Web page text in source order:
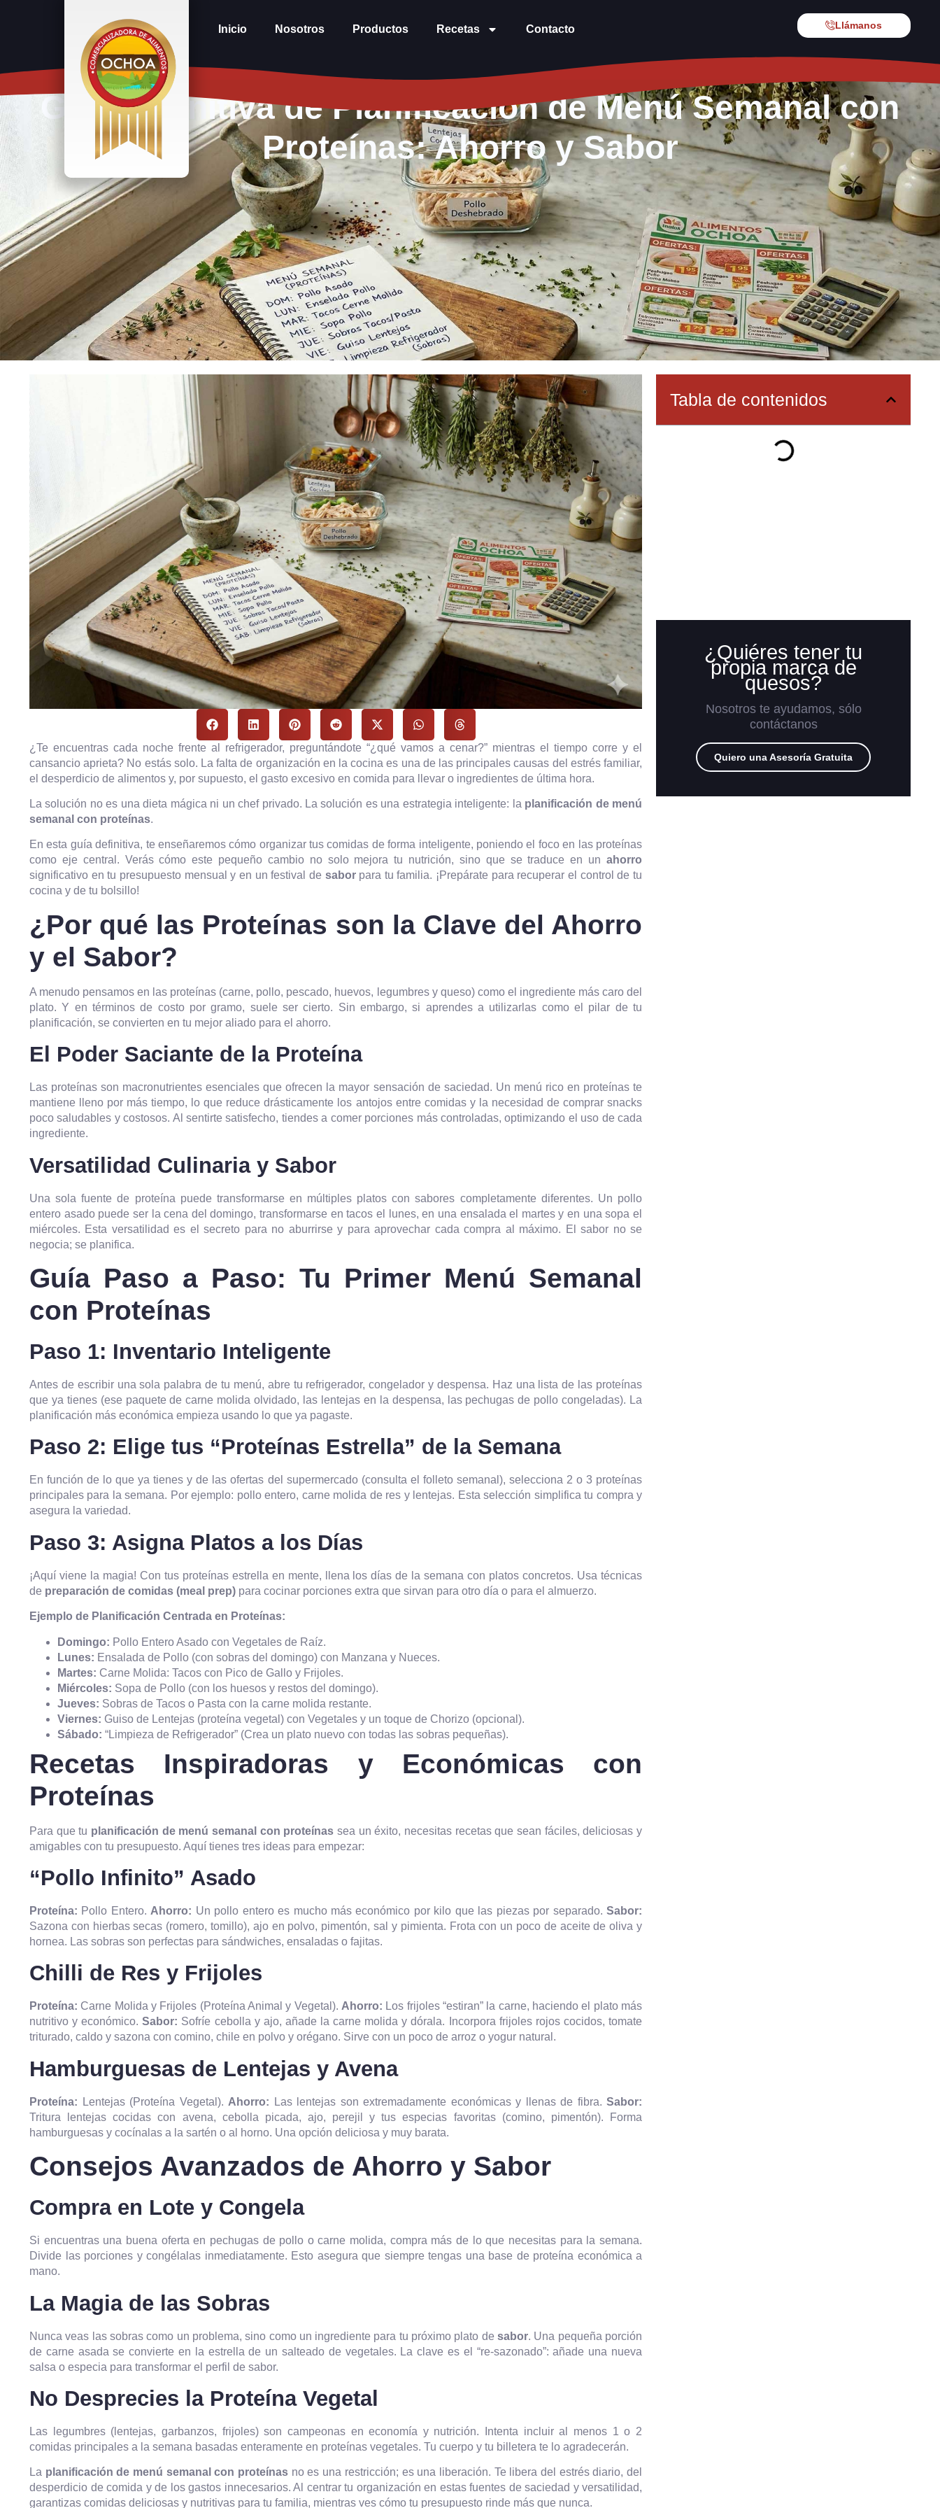
Inicio Nosotros Productos Recetas Contacto Llámanos
Guía Definitiva de Planificación de Menú Semanal con
Proteínas: Ahorro y Sabor
¿Te encuentras cada noche frente al refrigerador, preguntándote “¿qué vamos a cenar?” mientras el tiempo corre y el
cansancio aprieta? No estás solo. La falta de organización en la cocina es una de las principales causas del estrés familiar,
el desperdicio de alimentos y, por supuesto, el gasto excesivo en comida para llevar o ingredientes de última hora.
La solución no es una dieta mágica ni un chef privado. La solución es una estrategia inteligente: la planificación de menú
semanal con proteínas.
En esta guía definitiva, te enseñaremos cómo organizar tus comidas de forma inteligente, poniendo el foco en las proteínas
como eje central. Verás cómo este pequeño cambio no solo mejora tu nutrición, sino que se traduce en un ahorro
significativo en tu presupuesto mensual y en un festival de saborpara tu familia. ¡Prepárate para recuperar el control de tu
cocina y de tu bolsillo!
¿Por qué las Proteínas son la Clave del Ahorro
y el Sabor?
A menudo pensamos en las proteínas (carne, pollo, pescado, huevos, legumbres y queso) como el ingrediente más caro del
plato. Y en términos de costo por gramo, suele ser cierto. Sin embargo, si aprendes a utilizarlas como el pilar de tu
planificación, se convierten en tu mejor aliado para el ahorro.
El Poder Saciante de la Proteína
Las proteínas son macronutrientes esenciales que ofrecen la mayor sensación de saciedad. Un menú rico en proteínas te
mantiene lleno por más tiempo, lo que reduce drásticamente los antojos entre comidas y la necesidad de comprar snacks
poco saludables y costosos. Al sentirte satisfecho, tiendes a comer porciones más controladas, optimizando el uso de cada
ingrediente.
Versatilidad Culinaria y Sabor
Una sola fuente de proteína puede transformarse en múltiples platos con sabores completamente diferentes. Un pollo
entero asado puede ser la cena del domingo, transformarse en tacos el lunes, en una ensalada el martes y en una sopa el
miércoles. Esta versatilidad es el secreto para no aburrirse y para aprovechar cada compra al máximo. El sabor no se
negocia; se planifica.
Guía Paso a Paso: Tu Primer Menú Semanal
con Proteínas
Paso 1: Inventario Inteligente
Antes de escribir una sola palabra de tu menú, abre tu refrigerador, congelador y despensa. Haz una lista de las proteínas
que ya tienes (ese paquete de carne molida olvidado, las lentejas en la despensa, las pechugas de pollo congeladas). La
planificación más económica empieza usando lo que ya pagaste.
Paso 2: Elige tus “Proteínas Estrella” de la Semana
En función de lo que ya tienes y de las ofertas del supermercado (consulta el folleto semanal), selecciona 2 o 3 proteínas
principales para la semana. Por ejemplo: pollo entero, carne molida de res y lentejas. Esta selección simplifica tu compra y
asegura la variedad.
Paso 3: Asigna Platos a los Días
¡Aquí viene la magia! Con tus proteínas estrella en mente, llena los días de la semana con platos concretos. Usa técnicas
de preparación de comidas (meal prep) para cocinar porciones extra que sirvan para otro día o para el almuerzo.
Ejemplo de Planificación Centrada en Proteínas:
Domingo: Pollo Entero Asado con Vegetales de Raíz.
Lunes: Ensalada de Pollo (con sobras del domingo) con Manzana y Nueces.
Martes: Carne Molida: Tacos con Pico de Gallo y Frijoles.
Miércoles: Sopa de Pollo (con los huesos y restos del domingo).
Jueves: Sobras de Tacos o Pasta con la carne molida restante.
Viernes: Guiso de Lentejas (proteína vegetal) con Vegetales y un toque de Chorizo (opcional).
Sábado: “Limpieza de Refrigerador” (Crea un plato nuevo con todas las sobras pequeñas).
Recetas Inspiradoras y Económicas con
Proteínas
Para que tu planificación de menú semanal con proteínas sea un éxito, necesitas recetas que sean fáciles, deliciosas y
amigables con tu presupuesto. Aquí tienes tres ideas para empezar:
“Pollo Infinito” Asado
Proteína: Pollo Entero. Ahorro: Un pollo entero es mucho más económico por kilo que las piezas por separado.Sabor:
Sazona con hierbas secas (romero, tomillo), ajo en polvo, pimentón, sal y pimienta. Frota con un poco de aceite de oliva y
hornea. Las sobras son perfectas para sándwiches, ensaladas o fajitas.
Chilli de Res y Frijoles
Proteína: Carne Molida y Frijoles (Proteína Animal y Vegetal). Ahorro: Los frijoles “estiran” la carne, haciendo el plato más
nutritivo y económico.Sabor: Sofríe cebolla y ajo, añade la carne molida y dórala. Incorpora frijoles rojos cocidos, tomate
triturado, caldo y sazona con comino, chile en polvo y orégano. Sirve con un poco de arroz o yogur natural.
Hamburguesas de Lentejas y Avena
Proteína: Lentejas (Proteína Vegetal). Ahorro: Las lentejas son extremadamente económicas y llenas de fibra. Sabor:
Tritura lentejas cocidas con avena, cebolla picada, ajo, perejil y tus especias favoritas (comino, pimentón). Forma
hamburguesas y cocínalas a la sartén o al horno. Una opción deliciosa y muy barata.
Consejos Avanzados de Ahorro y Sabor
Compra en Lote y Congela
Si encuentras una buena oferta en pechugas de pollo o carne molida, compra más de lo que necesitas para la semana.
Divide las porciones y congélalas inmediatamente. Esto asegura que siempre tengas una base de proteína económica a
mano.
La Magia de las Sobras
Nunca veas las sobras como un problema, sino como un ingrediente para tu próximo plato desabor. Una pequeña porción
de carne asada se convierte en la estrella de un salteado de vegetales. La clave es el “re-sazonado”: añade una nueva
salsa o especia para transformar el perfil de sabor.
No Desprecies la Proteína Vegetal
Las legumbres (lentejas, garbanzos, frijoles) son campeonas en economía y nutrición. Intenta incluir al menos 1 o 2
comidas principales a la semana basadas enteramente en proteínas vegetales. Tu cuerpo y tu billetera te lo agradecerán.
La planificación de menú semanal con proteínas no es una restricción; es una liberación. Te libera del estrés diario, del
desperdicio de comida y de los gastos innecesarios. Al centrar tu organización en estas fuentes de saciedad y versatilidad,
garantizas comidas deliciosas y nutritivas para tu familia, mientras ves cómo tu presupuesto rinde más que nunca.
Tabla de contenidos
¿Quiéres tener tu
propia marca de
quesos?
Nosotros te ayudamos, sólo
contáctanos
Quiero una Asesoría Gratuita